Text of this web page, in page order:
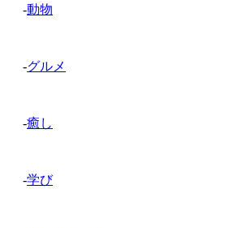
-動物
-グルメ
-癒し
-学び